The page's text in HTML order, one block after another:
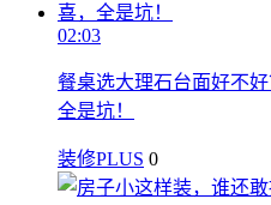
02:03
餐桌选大理石台面好不
全是坑！
装修PLUS 0